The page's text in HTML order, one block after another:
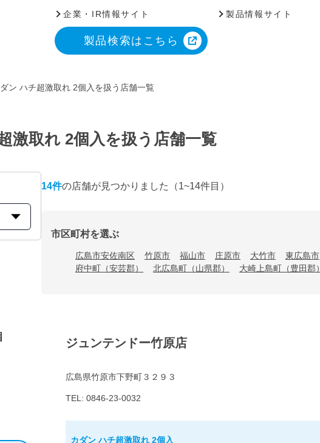
企業・IR情報サイト 製品情報サイト
製品検索はこちら
ン ハチ超激取れ 2個入を扱う店舗一覧
激取れ 2個入を扱う店舗一覧
14件の店舗が見つかりました （1~14件目）
市区町村を選ぶ
広島市安佐南区 竹原市 福山市 庄原市 大竹市 東広島市
府中町（安芸郡）
北広島町（山県郡） 大崎上島町（豊田郡）
ジュンテンドー竹原店
広島県竹原市下野町３２９３
TEL: 0846-23-0032
カダン ハチ超激取れ 2個入